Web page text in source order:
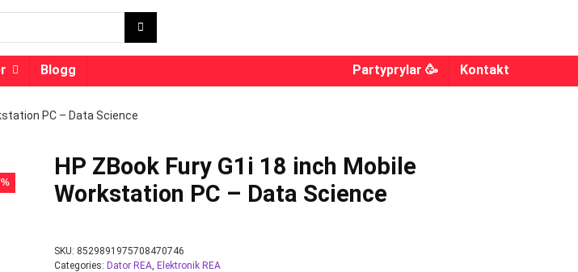
Blogg Partyprylar 🥳 Kontakt
PC – Data Science
HP ZBook Fury G1i 18 inch Mobile
Workstation PC – Data Science
SKU: 8529891975708470746
Categories: Dator REA, Elektronik REA